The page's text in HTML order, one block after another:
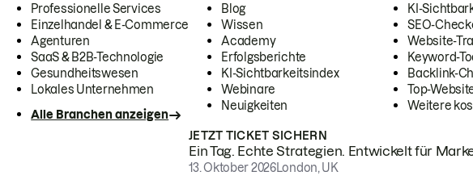
Professionelle Services
Einzelhandel & E-Commerce
Agenturen
SaaS & B2B-Technologie
Gesundheitswesen
Lokales Unternehmen
Alle Branchen anzeigen
Blog
Wissen
Academy
Erfolgsberichte
KI-Sichtbarkeitsindex
Webinare
Neuigkeiten
KI-
SEO-
Website-
Keyword-
Backlink-
Top-
Weitere
JETZT TICKET SICHERN
Ein Tag. Echte Strategien. Entwickelt für
13. Oktober 2026London, UK